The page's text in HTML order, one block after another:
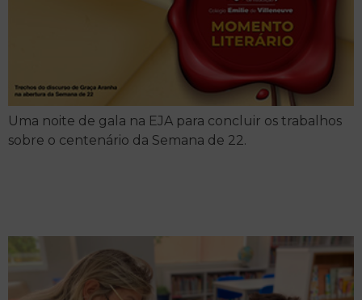
Uma noite de gala na EJA para concluir os trabalhos
sobre o centenário da Semana de 22.